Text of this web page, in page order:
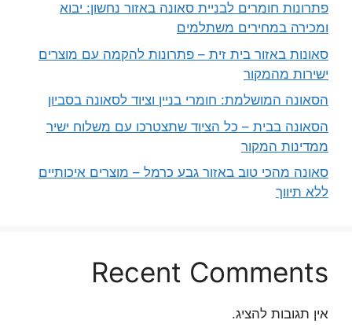
פתרונות חומרים לבניית סאונה באזור נחשון: יבוא
ומכירה במחירים משתלמים
סאונות באזור בית זית – פתרונות להקמה עם מוצרים
ישירות מהמקור
הסאונה המושלמת: חומרי בניין וציוד לסאונה בסביון
הסאונה בבית – כל הציוד שתצטרכו עם משלוח ישיר
ממדינות המקור
סאונה מהכי טוב באזור גבע כרמל – מוצרים איכותיים
ללא תיווך
Recent Comments
אין תגובות להציג.